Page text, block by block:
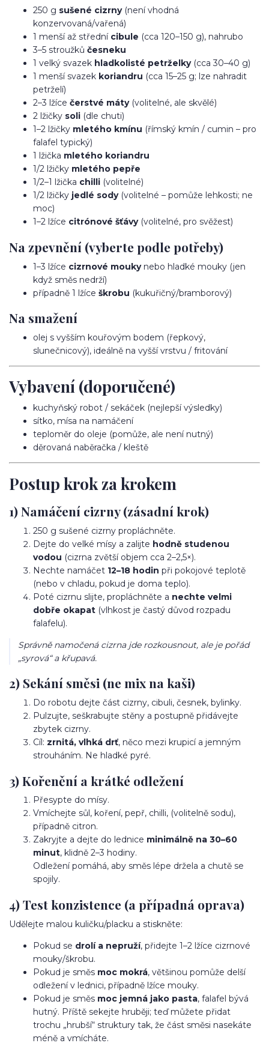
250 g sušené cizrny(není vhodná
konzervovaná/vařená)
1 menší až střední cibule (cca 120–150 g), nahrubo
3–5 stroužků česneku
1 velký svazek hladkolisté petrželky(cca 30–40 g)
1 menší svazek koriandru (cca 15–25 g; lze nahradit
petrželí)
2–3 lžíce čerstvé máty(volitelné, ale skvělé)
2 lžičky soli (dle chuti)
1–2 lžičky mletého kmínu (římský kmín / cumin – pro
falafel typický)
1 lžička mletého koriandru
1/2 lžičky mletého pepře
1/2–1 lžička chilli (volitelné)
1/2 lžičky jedlé sody(volitelné – pomůže lehkosti; ne
moc)
1–2 lžíce citrónové šťávy(volitelné, pro svěžest)
Na zpevnění (vyberte podle potřeby)
1–3 lžíce cizrnové moukynebo hladké mouky (jen
když směs nedrží)
případně 1 lžíce škrobu (kukuřičný/bramborový)
Na smažení
olej s vyšším kouřovým bodem (řepkový,
slunečnicový), ideálně na vyšší vrstvu / fritování
Vybavení (doporučené)
kuchyňský robot / sekáček (nejlepší výsledky)
sítko, mísa na namáčení
teploměr do oleje (pomůže, ale není nutný)
děrovaná naběračka / kleště
Postup krok za krokem
1) Namáčení cizrny (zásadní krok)
250 g sušené cizrny propláchněte.
Dejte do velké mísy a zalijte hodně studenou
vodou (cizrna zvětší objem cca 2–2,5×).
Nechte namáčet 12–18 hodin při pokojové teplotě
(nebo v chladu, pokud je doma teplo).
Poté cizrnu slijte, propláchněte a nechte velmi
dobře okapat (vlhkost je častý důvod rozpadu
falafelu).
Správně namočená cizrna jde rozkousnout, ale je pořád
„syrová“ a křupavá.
2) Sekání směsi (ne mix na kaši)
Do robotu dejte část cizrny, cibuli, česnek, bylinky.
Pulzujte, seškrabujte stěny a postupně přidávejte
zbytek cizrny.
Cíl: zrnitá, vlhká drť, něco mezi krupicí a jemným
strouháním. Ne hladké pyré.
3) Kořenění a krátké odležení
Přesypte do mísy.
Vmíchejte sůl, koření, pepř, chilli, (volitelně sodu),
případně citron.
Zakryjte a dejte do lednice minimálně na 30–60
minut, klidně 2–3 hodiny.
Odležení pomáhá, aby směs lépe držela a chutě se
spojily.
4) Test konzistence (a případná oprava)
Udělejte malou kuličku/placku a stiskněte:
Pokud se drolí a nepruží, přidejte 1–2 lžíce cizrnové
mouky/škrobu.
Pokud je směs moc mokrá, většinou pomůže delší
odležení v lednici, případně lžíce mouky.
Pokud je směs moc jemná jako pasta, falafel bývá
hutný. Příště sekejte hruběji; teď můžete přidat
trochu „hrubší“ struktury tak, že část směsi nasekáte
méně a vmícháte.